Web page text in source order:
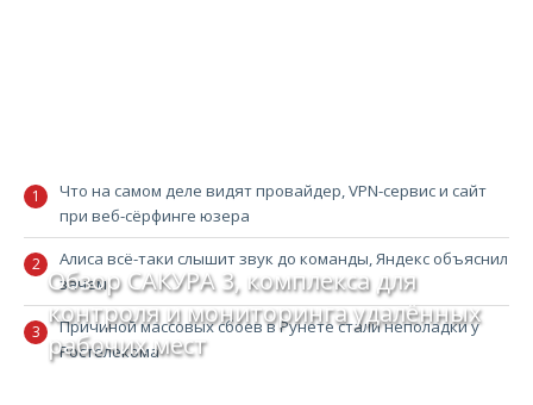
Что на самом деле видят провайдер, VPN-сервис и сайт
при веб-сёрфинге юзера
Алиса всё-таки слышит звук до команды, Яндекс объяснил
зачем
Причиной массовых сбоев в Рунете стали неполадки у
Ростелекома
Обзор САКУРА 3, комплекса для
контроля и мониторинга удалённых
рабочих мест